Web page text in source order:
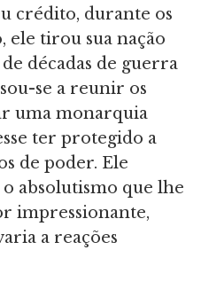
crédito, durante os
ele tirou sua nação
décadas de guerra
se a reunir os
uma monarquia
ter protegido a
de poder. Ele
absolutismo que lhe
impressionante,
a reações